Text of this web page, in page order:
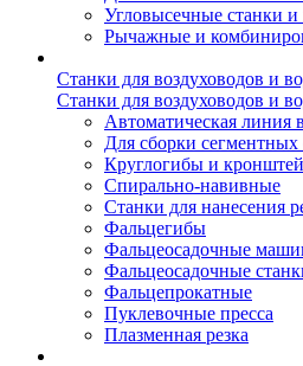
Угловысечные станки
Рычажные и
Станки для воздуховодов и
Станки для воздуховодов и
Автоматическая линия
Для сборки сегментных
Круглогибы и
Спирально-навивные
Станки для нанесения
Фальцегибы
Фальцеосадочные
Фальцеосадочные
Фальцепрокатные
Пуклевочные пресса
Плазменная резка